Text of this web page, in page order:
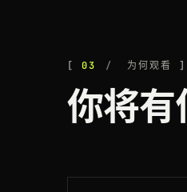
03 为何观看
你将有